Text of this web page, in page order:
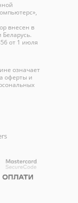
внесен в
Беларусь.
от 1 июля
означает
оферты и